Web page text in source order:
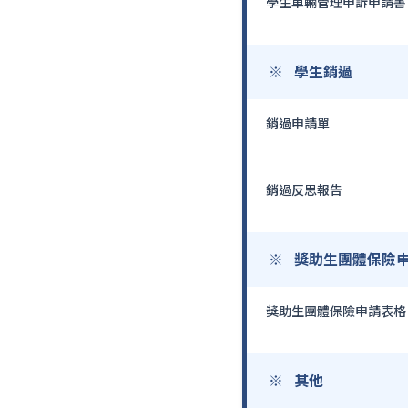
學生銷過
銷過申請單
銷過反思報告
獎助生團體保險
獎助生團體保險申請表格
其他